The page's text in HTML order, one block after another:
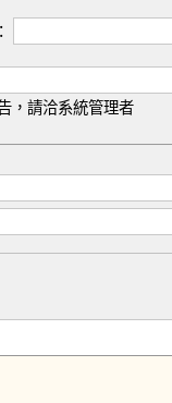
，請洽系統管理者